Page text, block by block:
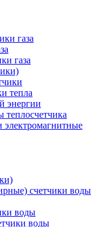
газа
газа
тепла
энергии
электромагнитные
счетчики воды
воды
воды